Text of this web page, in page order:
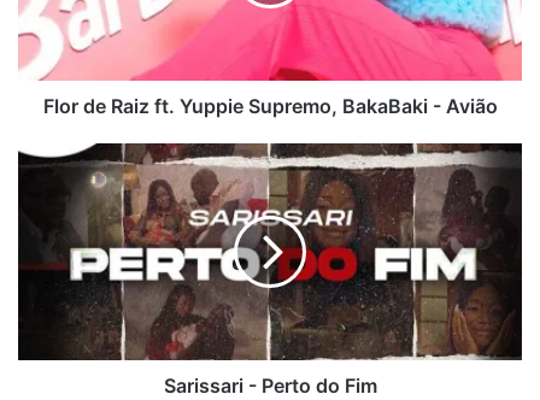
BakaBaki
Avião
Flor de Raiz ft. Yuppie Supremo, BakaBaki - Avião
Sarissari
do
Sarissari - Perto do Fim